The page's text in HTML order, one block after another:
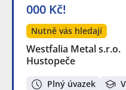
000 Kč!
Nutně vás hledají
Westfalia Metal s.r.o.
Hustopeče
Plný úvazek